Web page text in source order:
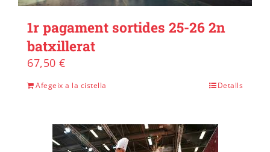
1r pagament sortides 25-26 2n
batxillerat
67,50 €
Afegeix a la cistella Detalls